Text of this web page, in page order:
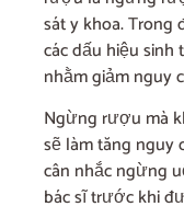
sát y khoa. Trong
các dấu hiệu
nhằm giảm nguy
Ngừng rượu mà
sẽ làm tăng
cân nhắc ngừng
bác sĩ trước khi